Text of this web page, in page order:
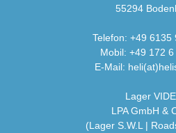
55294
Telefon: +49 6135
Mobil: +49 172 6
E-Mail:
Lager
LPA GmbH &
(Lager S.W.L |